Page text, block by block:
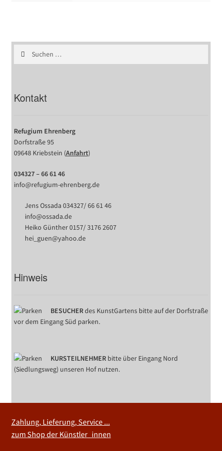
Kontakt
Refugium Ehrenberg
Dorfstraße 95
09648 Kriebstein (Anfahrt)
034327 – 66 61 46
info@refugium-ehrenberg.de
Jens Ossada 034327/ 66 61 46
info@ossada.de
Heiko Günther 0157/ 3176 2607
hei_guen@yahoo.de
Hinweis
BESUCHERdes KunstGartens bitte auf der Dorfstraße
vor dem Eingang Süd parken.
KURSTEILNEHMERbitte über Eingang Nord
(Siedlungsweg) unseren Hof nutzen.
Zahlung, Lieferung, Service ...
zum Shop der Künstler_innen